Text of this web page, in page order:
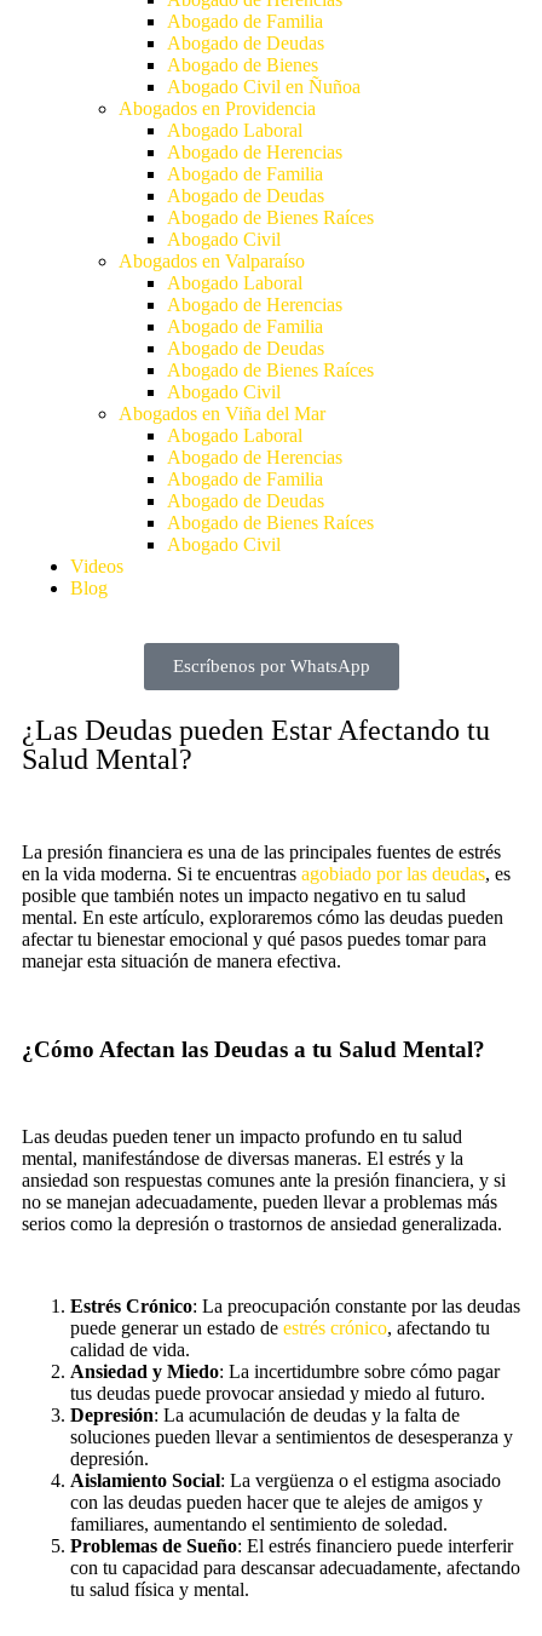
Abogado de Familia
Abogado de Deudas
Abogado de Bienes
Abogado Civil en Ñuñoa
Abogados en Providencia
Abogado Laboral
Abogado de Herencias
Abogado de Familia
Abogado de Deudas
Abogado de Bienes Raíces
Abogado Civil
Abogados en Valparaíso
Abogado Laboral
Abogado de Herencias
Abogado de Familia
Abogado de Deudas
Abogado de Bienes Raíces
Abogado Civil
Abogados en Viña del Mar
Abogado Laboral
Abogado de Herencias
Abogado de Familia
Abogado de Deudas
Abogado de Bienes Raíces
Abogado Civil
Videos
Blog
Escríbenos por WhatsApp
¿Las Deudas pueden Estar Afectando tu
Salud Mental?
La presión financiera es una de las principales fuentes de estrés
en la vida moderna. Si te encuentras agobiado por las deudas, es
posible que también notes un impacto negativo en tu salud
mental. En este artículo, exploraremos cómo las deudas pueden
afectar tu bienestar emocional y qué pasos puedes tomar para
manejar esta situación de manera efectiva.
¿Cómo Afectan las Deudas a tu Salud Mental?
Las deudas pueden tener un impacto profundo en tu salud
mental, manifestándose de diversas maneras. El estrés y la
ansiedad son respuestas comunes ante la presión financiera, y si
no se manejan adecuadamente, pueden llevar a problemas más
serios como la depresión o trastornos de ansiedad generalizada.
Estrés Crónico: La preocupación constante por las deudas
puede generar un estado de estrés crónico, afectando tu
calidad de vida.
Ansiedad y Miedo: La incertidumbre sobre cómo pagar
tus deudas puede provocar ansiedad y miedo al futuro.
Depresión: La acumulación de deudas y la falta de
soluciones pueden llevar a sentimientos de desesperanza y
depresión.
Aislamiento Social: La vergüenza o el estigma asociado
con las deudas pueden hacer que te alejes de amigos y
familiares, aumentando el sentimiento de soledad.
Problemas de Sueño: El estrés financiero puede interferir
con tu capacidad para descansar adecuadamente, afectando
tu salud física y mental.